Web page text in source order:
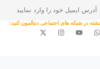
در شبکه های اجتماعی دنبالمون کنید: